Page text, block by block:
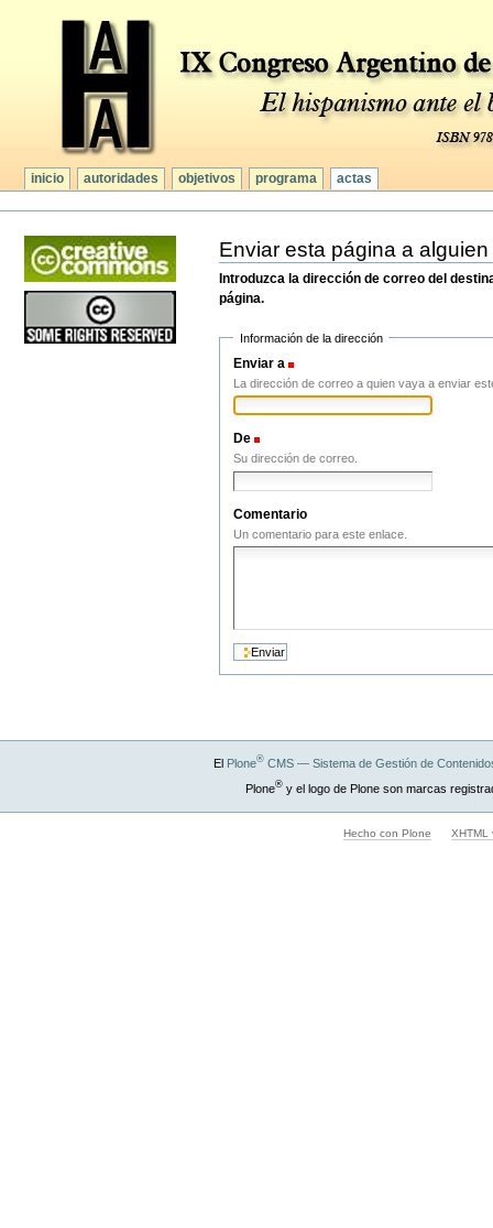
inicio autoridades objetivos programa actas
Herramientas
Personales
Enviar esta página a alguien
Introduzca la dirección de correo del
página.
Información de la dirección
Enviar a
La dirección de correo a quien vaya a enviar
De
Su dirección de correo.
Comentario
Un comentario para este enlace.
El Plone®CMS — Sistema de Gestión de
Plone®y el logo de Plone son marcas
Hecho con Plone XHTML